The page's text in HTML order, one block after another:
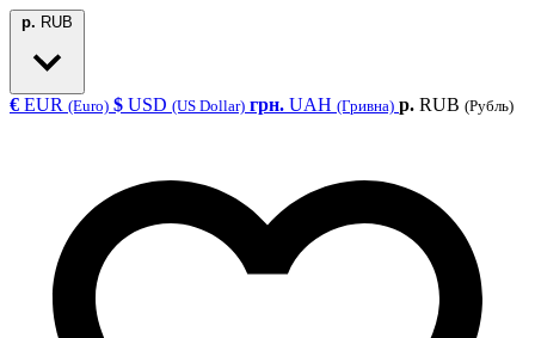
р. RUB
€ EUR (Euro) $ USD (US Dollar) грн. UAH (Гривна) р. RUB (Рубль)